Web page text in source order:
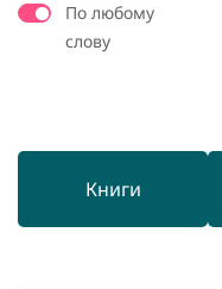
По любому
слову
Книги